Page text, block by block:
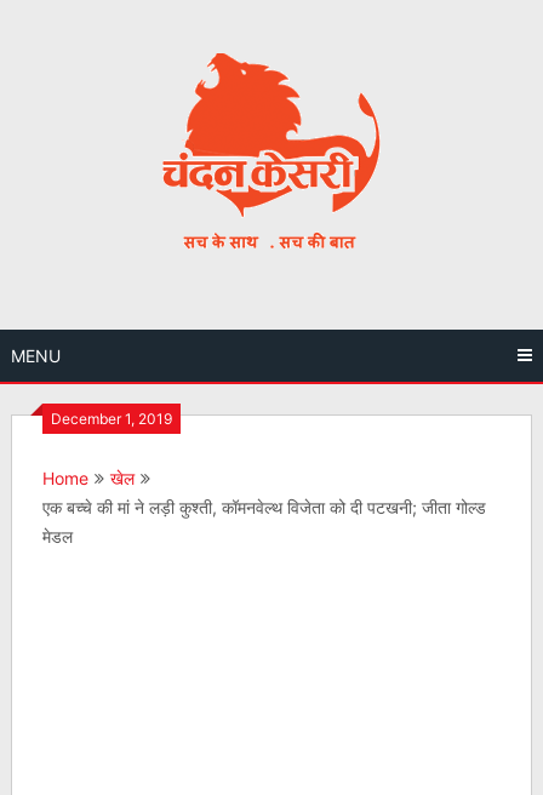
MENU
December 1, 2019
Home
खेल
एक बच्चे की मां ने लड़ी कुश्ती, कॉमनवेल्थ विजेता को दी पटखनी; जीता गोल्ड
मेडल